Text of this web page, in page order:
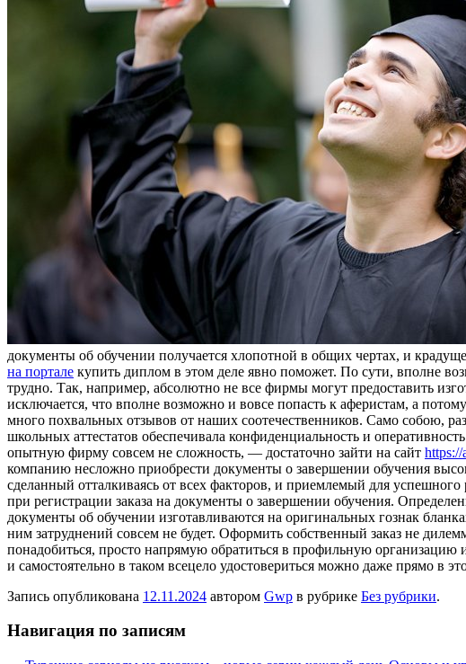
документы об обучении получается хлопотной в общих чертах, и
на портале купить диплом в этом деле явно поможет. По сути, вполне
трудно. Так, например, абсолютно не все фирмы могут предоставить
исключается, что вполне возможно и вовсе попасть к аферистам, а
много похвальных отзывов от наших соотечественников. Само собою,
школьных аттестатов обеспечивала конфиденциальность и
опытную фирму совсем не сложность, — достаточно зайти на сайт
компанию несложно приобрести документы о завершении обучения
сделанный отталкиваясь от всех факторов, и приемлемый для
при регистрации заказа на документы о завершении обучения.
документы об обучении изготавливаются на оригинальных гознак
ним затруднений совсем не будет. Оформить собственный заказ не
понадобиться, просто напрямую обратиться в профильную организацию
и самостоятельно в таком всецело удостовериться можно даже прямо в
Запись опубликована 12.11.2024 автором Gwp в рубрике Без рубрики.
Навигация по записям